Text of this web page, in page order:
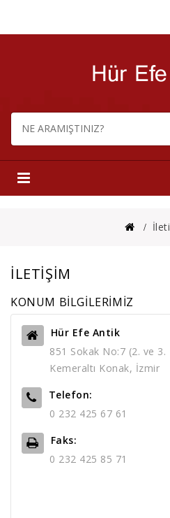
İLETIŞIM
KONUM BILGILERIMIZ
Hür Efe Antik
851 Sokak No:7 (2. ve 3.
Kemeraltı Konak, İzmir
Telefon:
0 232 425 67 61
Faks:
0 232 425 85 71